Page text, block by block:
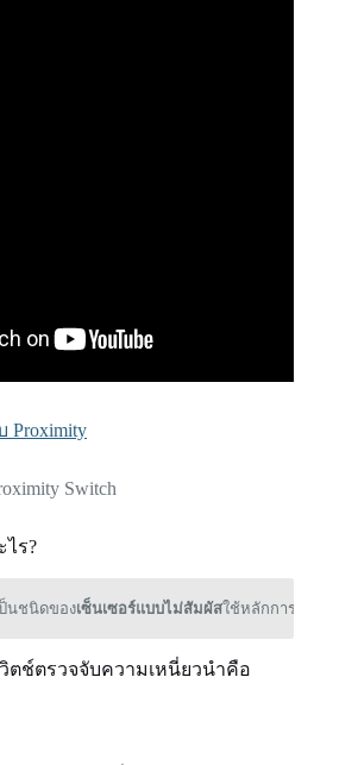
Proximity
Switch
ไร?
นชนิดของเซ็นเซอร์แบบไม่สัมผัสใช้หลักการต่างๆ เ
ตช์ตรวจจับความเหนี่ยวนำคือ